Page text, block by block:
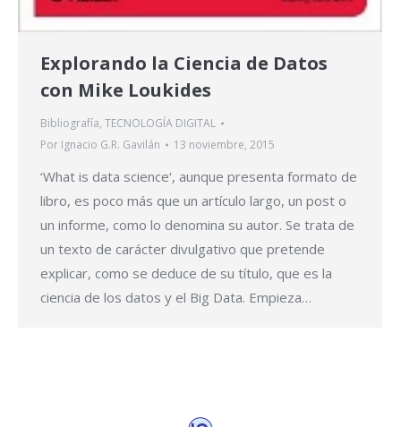
Explorando la Ciencia de Datos
con Mike Loukides
Bibliografía, TECNOLOGÍA DIGITAL
Por Ignacio G.R. Gavilán 13 noviembre, 2015
‘What is data science‘, aunque presenta formato de
libro, es poco más que un artículo largo, un post o
un informe, como lo denomina su autor. Se trata de
un texto de carácter divulgativo que pretende
explicar, como se deduce de su título, que es la
ciencia de los datos y el Big Data. Empieza…